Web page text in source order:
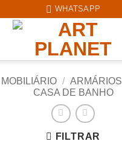
WHATSAPP
MOBILIÁRIO / ARMÁRIOS
CASA DE BANHO
FILTRAR